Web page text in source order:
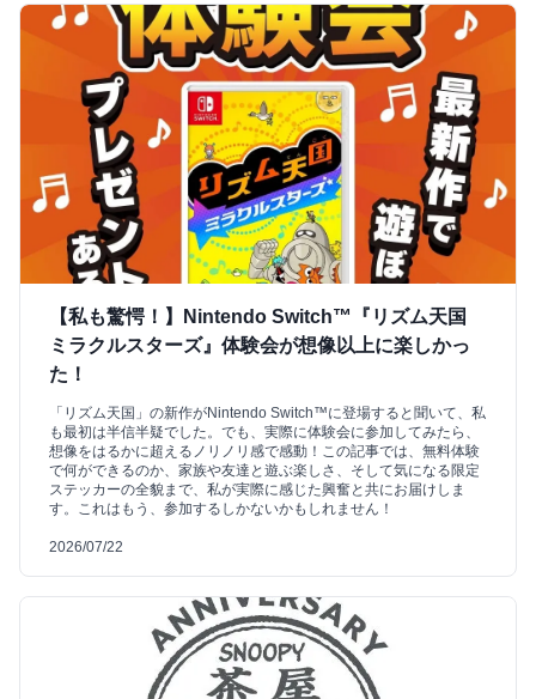
【私も驚愕！】Nintendo Switch™『リズム天国
ミラクルスターズ』体験会が想像以上に楽しかっ
た！
「リズム天国」の新作がNintendo Switch™に登場すると聞いて、私
も最初は半信半疑でした。でも、実際に体験会に参加してみたら、
想像をはるかに超えるノリノリ感で感動！この記事では、無料体験
で何ができるのか、家族や友達と遊ぶ楽しさ、そして気になる限定
ステッカーの全貌まで、私が実際に感じた興奮と共にお届けしま
す。これはもう、参加するしかないかもしれません！
2026/07/22